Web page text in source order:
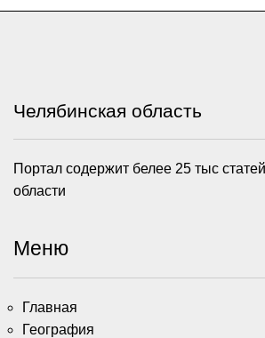
Челябинская область
Портал содержит белее 25 тыс
области
Меню
Главная
География